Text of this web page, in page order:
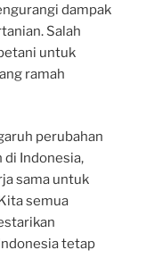
dampak
Salah
untuk
ramah
perubahan
di Indonesia,
sama untuk
semua
tetap